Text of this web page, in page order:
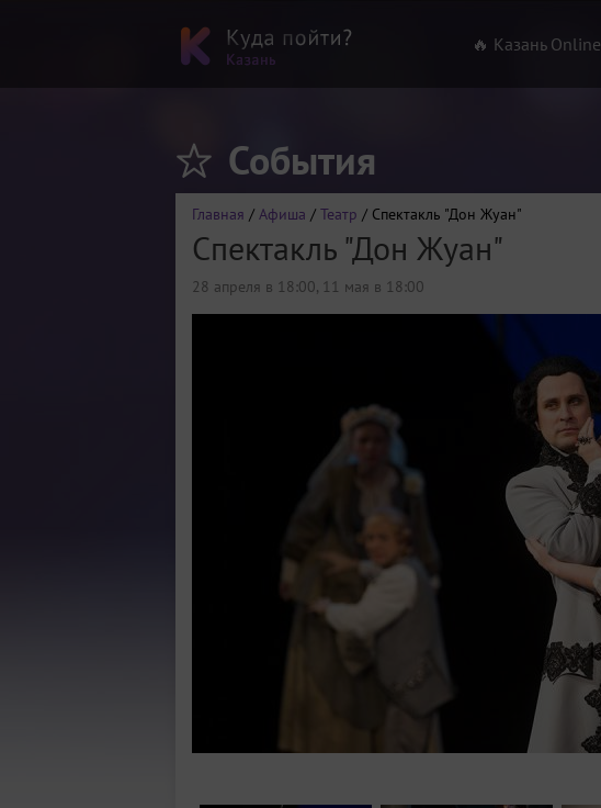
🔥 Казань Online
События
Главная / Афиша / Театр / Спектакль "Дон Жуан"
Спектакль "Дон Жуан"
28 апреля в 18:00, 11 мая в 18:00